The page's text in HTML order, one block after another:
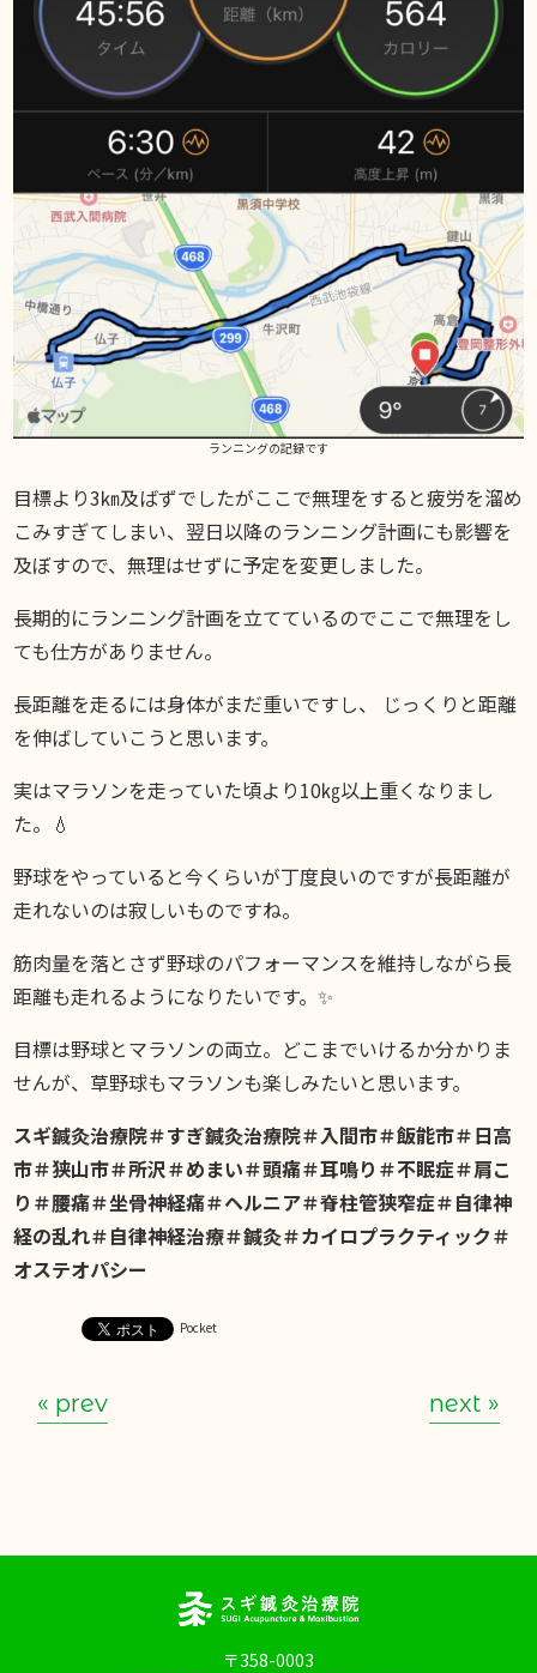
ランニングの記録です
目標より3㎞及ばずでしたがここで無理をすると疲労を溜め
こみすぎてしまい、翌日以降のランニング計画にも影響を
及ぼすので、無理はせずに予定を変更しました。
長期的にランニング計画を立てているのでここで無理をし
ても仕方がありません。
長距離を走るには身体がまだ重いですし、 じっくりと距離
を伸ばしていこうと思います。
実はマラソンを走っていた頃より10㎏以上重くなりまし
た。💧
野球をやっていると今くらいが丁度良いのですが長距離が
走れないのは寂しいものですね。
筋肉量を落とさず野球のパフォーマンスを維持しながら長
距離も走れるようになりたいです。✨
目標は野球とマラソンの両立。どこまでいけるか分かりま
せんが、草野球もマラソンも楽しみたいと思います。
スギ鍼灸治療院＃すぎ鍼灸治療院＃入間市＃飯能市＃日高
市＃狭山市＃所沢＃めまい＃頭痛＃耳鳴り＃不眠症＃肩こ
り＃腰痛＃坐骨神経痛＃ヘルニア＃脊柱管狭窄症＃自律神
経の乱れ＃自律神経治療＃鍼灸＃カイロプラクティック＃
オステオパシー
Pocket
« prev next »
〒358-0003